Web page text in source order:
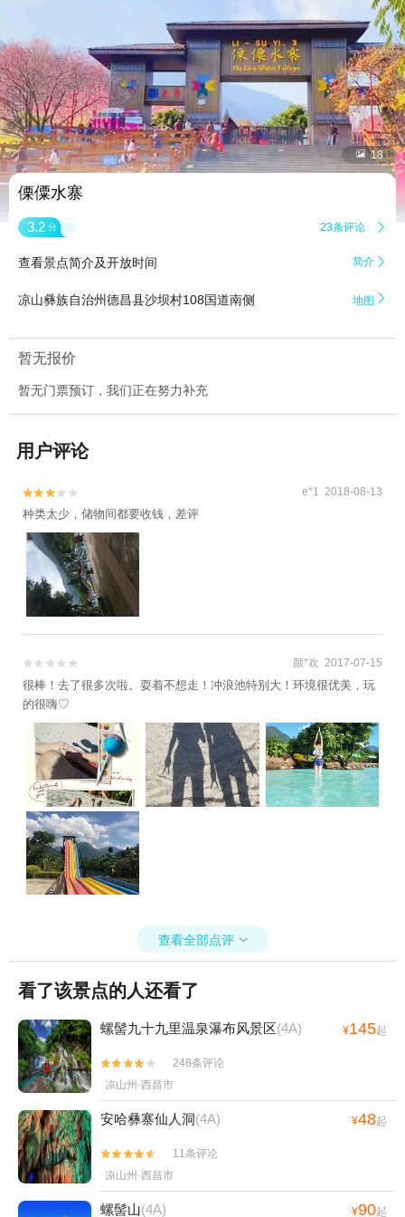
 18
傈僳水寨
3.2 分 23条评论 
查看景点简介及开放时间 简介 
凉山彝族自治州德昌县沙坝村108国道南侧 地图 
暂无报价
暂无门票预订，我们正在努力补充
用户评论

 e*1 2018-08-13
种类太少，储物间都要收钱，差评

 颜*欢 2017-07-15
很棒！去了很多次啦。耍着不想走！冲浪池特别大！环境很优美，玩
的很嗨♡
查看全部点评 
看了该景点的人还看了
螺髻九十九里温泉瀑布风景区(4A) ¥145起


248条评论
凉山州·西昌市
安哈彝寨仙人洞(4A) ¥48起


11条评论
凉山州·西昌市
螺髻山(4A) ¥90起